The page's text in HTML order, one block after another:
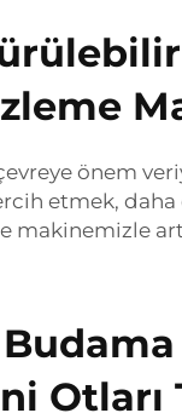
önem
etmek, daha
makinemizle